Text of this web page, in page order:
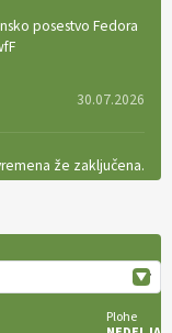
posestvo Fedora
30.07.2026
že zaključena.
so odlična izbira za
Plohe